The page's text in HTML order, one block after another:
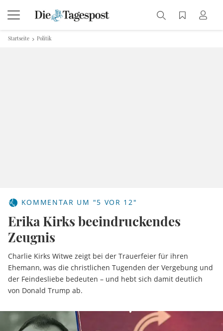
Startseite Politik
KOMMENTAR UM "5 VOR 12"
Erika Kirks beeindruckendes
Zeugnis
Charlie Kirks Witwe zeigt bei der Trauerfeier für ihren
Ehemann, was die christlichen Tugenden der Vergebung und
der Feindesliebe bedeuten – und hebt sich damit deutlich
von Donald Trump ab.